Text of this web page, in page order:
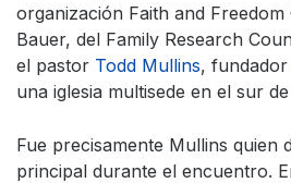
organización Faith and Freedom
Bauer, del Family Research
el pastor Todd Mullins, fundador
una iglesia multisede en el sur
Fue precisamente Mullins quien
principal durante el encuentro.